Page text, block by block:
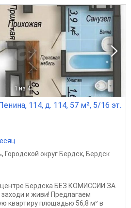
1 из 4
114, д. 114, 57 м², 5/16 эт.
, Городской округ Бердск, Бердск
центре Бердска БЕЗ КОМИССИИ ЗА
и живи! Предлагаем
квартиру площадью 56,8 м² в